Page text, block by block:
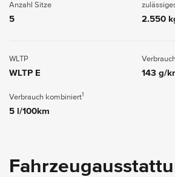
Anzahl Sitze
5 2.550
WLTP
WLTP E 143 g/
Verbrauch kombiniert1
5 l/100km